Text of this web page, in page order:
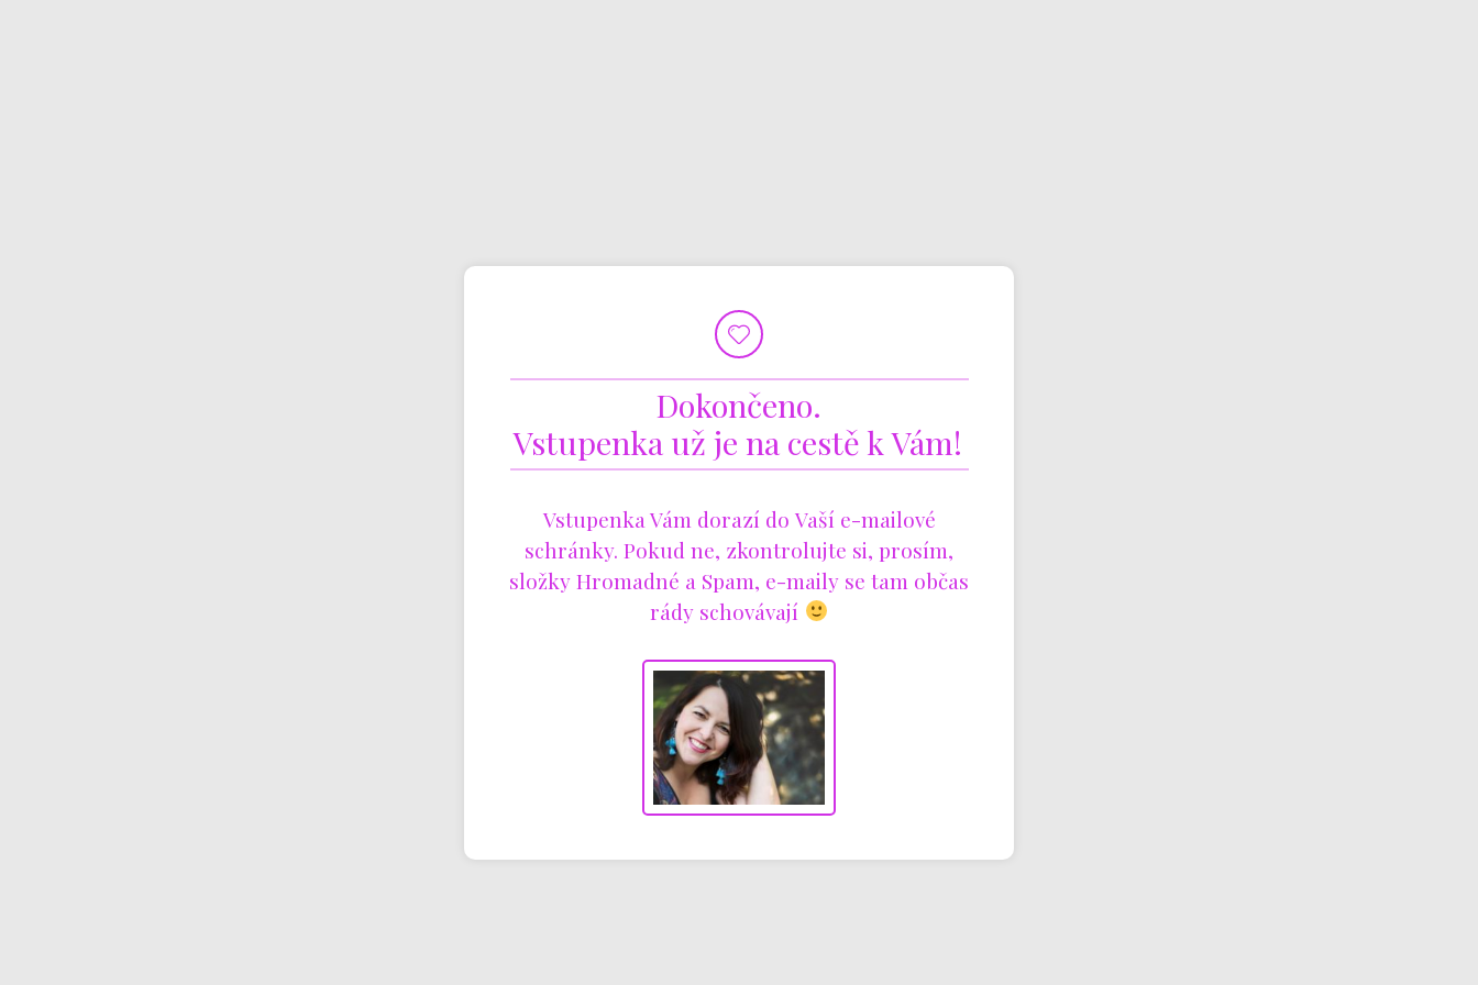
Dokončeno.
Vstupenka už je na cestě k Vám!
Vstupenka Vám dorazí do Vaší e-mailové
schránky. Pokud ne, zkontrolujte si, prosím,
složky Hromadné a Spam, e-maily se tam občas
rády schovávají